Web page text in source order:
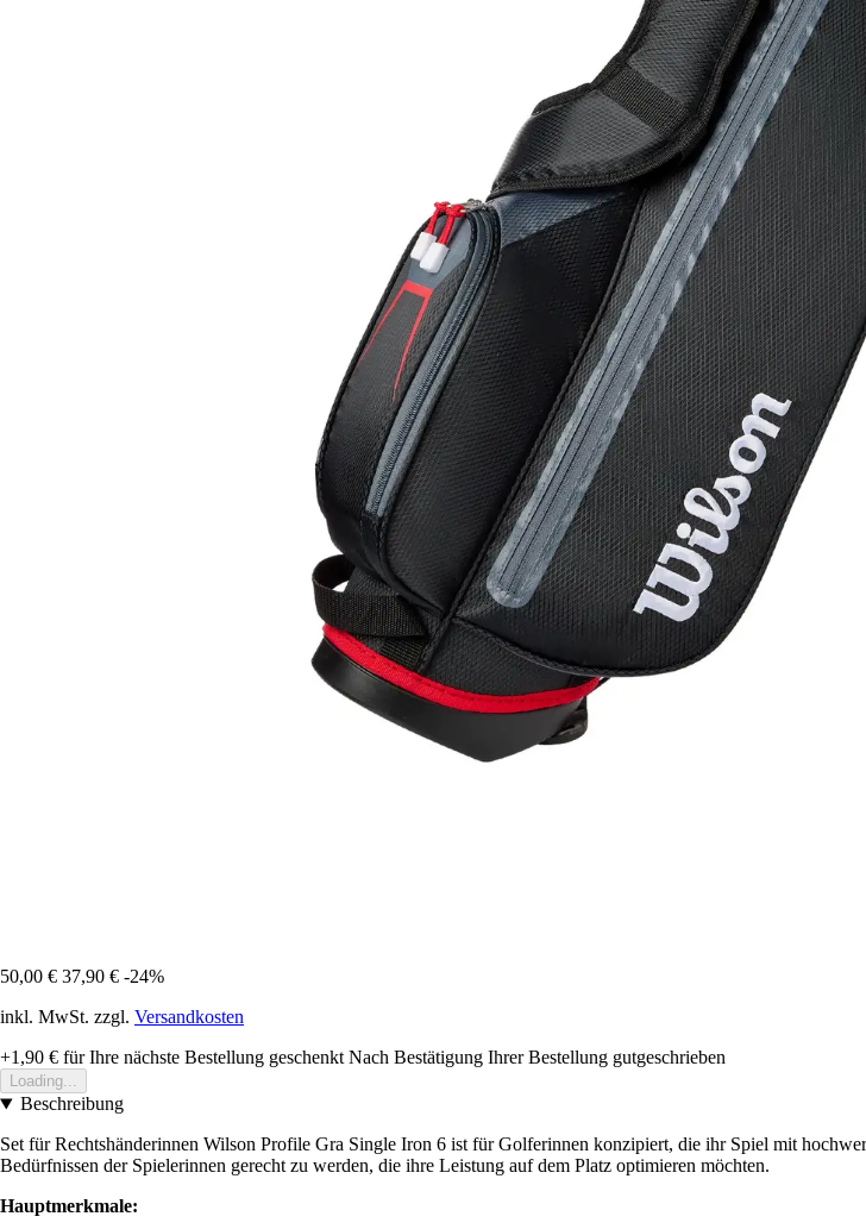
50,00 € 37,90 € -24%
inkl. MwSt. zzgl. Versandkosten
+1,90 € für Ihre nächste Bestellung geschenkt Nach Bestätigung Ihrer Bestellung gutgeschrieben
Loading...
Beschreibung
Set für Rechtshänderinnen Wilson Profile Gra Single Iron 6 ist für Golferinnen konzipiert, die ihr Spiel mit
Bedürfnissen der Spielerinnen gerecht zu werden, die ihre Leistung auf dem Platz optimieren möchten.
Hauptmerkmale: